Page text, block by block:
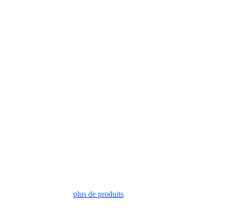
plus de produits